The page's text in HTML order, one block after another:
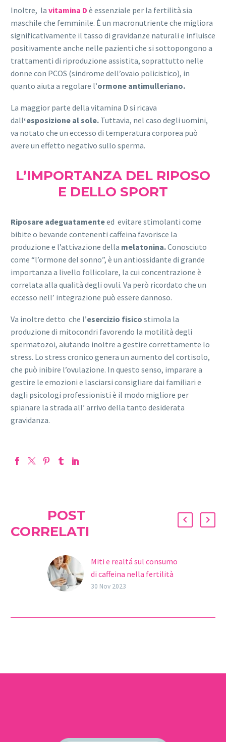
Inoltre, la vitamina D è essenziale per la fertilità sia
maschile che femminile. È un macronutriente che migliora
significativamente il tasso di gravidanze naturali e influisce
positivamente anche nelle pazienti che si sottopongono a
trattamenti di riproduzione assistita, soprattutto nelle
donne con PCOS (sindrome dell’ovaio policistico), in
quanto aiuta a regolare l’ormone antimulleriano.
La maggior parte della vitamina D si ricava
dall‘esposizione al sole. Tuttavia, nel caso degli uomini,
va notato che un eccesso di temperatura corporea può
avere un effetto negativo sullo sperma.
L’IMPORTANZA DEL RIPOSO
E DELLO SPORT
Riposare adeguatamenteed evitare stimolanti come
bibite o bevande contenenti caffeina favorisce la
produzione e l’attivazione della melatonina.Conosciuto
come “l’ormone del sonno”, è un antiossidante di grande
importanza a livello follicolare, la cui concentrazione è
correlata alla qualità degli ovuli. Va però ricordato che un
eccesso nell’ integrazione può essere dannoso.
Va inoltre detto che l’esercizio fisico stimola la
produzione di mitocondri favorendo la motilità degli
spermatozoi, aiutando inoltre a gestire correttamente lo
stress. Lo stress cronico genera un aumento del cortisolo,
che può inibire l’ovulazione. In questo senso, imparare a
gestire le emozioni e lasciarsi consigliare dai familiari e
dagli psicologi professionisti è il modo migliore per
spianare la strada all’ arrivo della tanto desiderata
gravidanza.
POST
CORRELATI
Miti e realtá sul consumo
di caffeina nella fertilità
La caffeina è una
30 Nov 2023